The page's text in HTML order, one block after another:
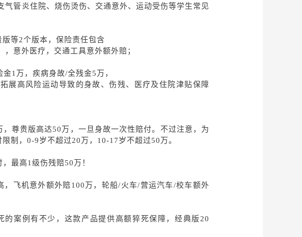
气管炎住院、烧伤烫伤、交通意外、运动受伤等学生常见
版等2个版本，保险责任包含
意外医疗，交通工具意外额外赔；
1万，疾病身故/全残金5万，
展高风险运动导致的身故、伤残、医疗及住院津贴保障
尊贵版高达50万，一旦身故一次性赔付。不过注意，为
制，0-9岁不超过20万，10-17岁不超过50万。
最高1级伤残赔50万！
，飞机意外额外赔100万，轮船/火车/营运汽车/校车额外
案例有不少，这款产品提供高额猝死保障，经典版20